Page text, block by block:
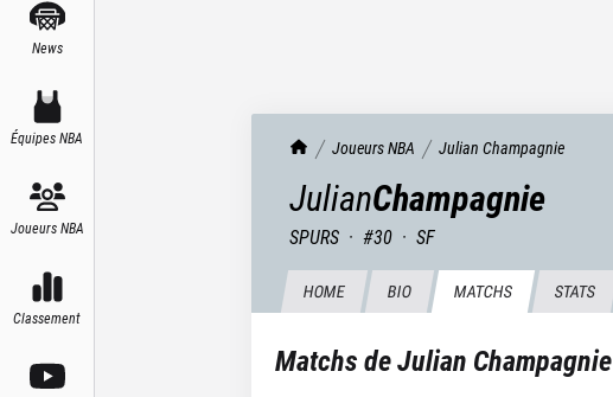
News
Équipes NBA
Joueurs NBA
Classement
TrashTalk Actu NBA
Joueurs NBA Julian Champagnie
JulianChampagnie
SPURS · #30 · SF
HOME BIO MATCHS STATS
Matchs deJulian Champagnie